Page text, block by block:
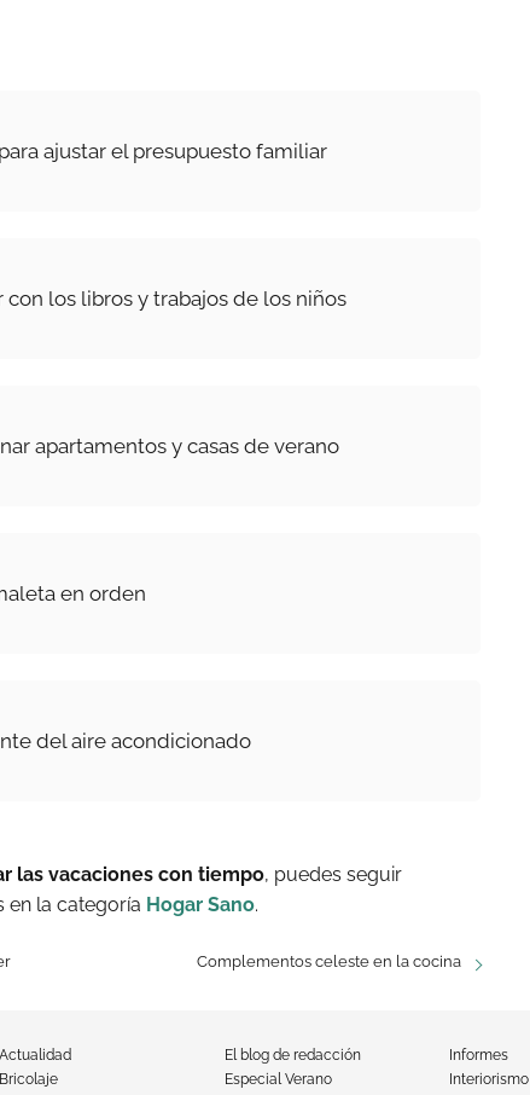
ajustar el presupuesto familiar
con los libros y trabajos de los niños
apartamentos y casas de verano
en orden
del aire acondicionado
las vacaciones con tiempo, puedes seguir
en la categoría Hogar Sano.
Complementos celeste en la cocina
Actualidad
Bricolaje
El blog de redacción
Especial Verano
Informes
Interiorismo